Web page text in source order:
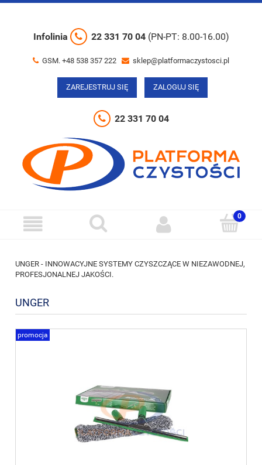
Infolinia 22 331 70 04 (PN-PT: 8.00-16.00)
GSM. +48 538 357 222 sklep@platformaczystosci.pl
ZAREJESTRUJ SIĘ ZALOGUJ SIĘ
22 331 70 04
UNGER - INNOWACYJNE SYSTEMY CZYSZCZĄCE W NIEZAWODNEJ,
PROFESJONALNEJ JAKOŚCI.
UNGER
promocja